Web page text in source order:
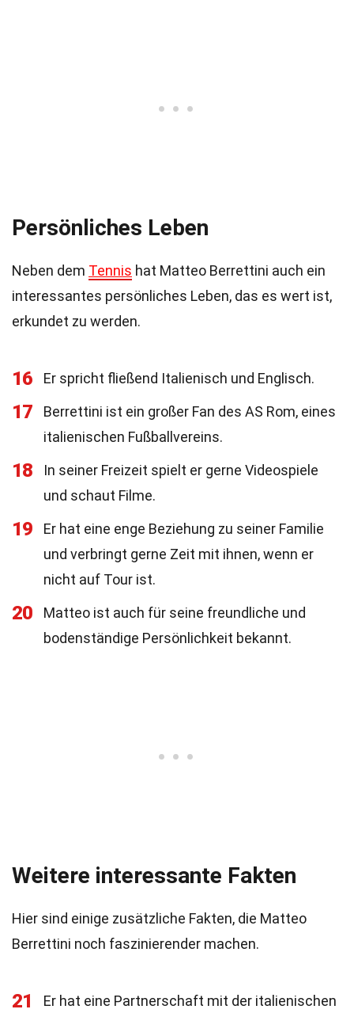
Persönliches Leben
Neben dem Tennis hat Matteo Berrettini auch ein
interessantes persönliches Leben, das es wert ist,
erkundet zu werden.
16 Er spricht fließend Italienisch und Englisch.
17
Berrettini ist ein großer Fan des AS Rom, eines
italienischen Fußballvereins.
18
In seiner Freizeit spielt er gerne Videospiele
und schaut Filme.
19
Er hat eine enge Beziehung zu seiner Familie
und verbringt gerne Zeit mit ihnen, wenn er
nicht auf Tour ist.
20
Matteo ist auch für seine freundliche und
bodenständige Persönlichkeit bekannt.
Weitere interessante Fakten
Hier sind einige zusätzliche Fakten, die Matteo
Berrettini noch faszinierender machen.
21
Er hat eine Partnerschaft mit der italienischen